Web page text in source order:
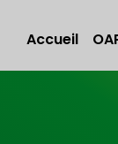
Accueil